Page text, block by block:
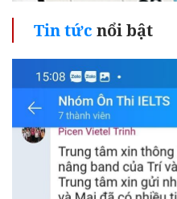
Tin tức nổi bật